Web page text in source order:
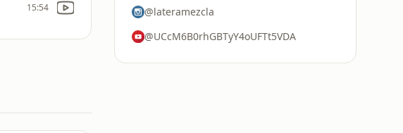
15:54
@lateramezcla
@UCcM6B0rhGBTyY4oUFTt5VDA